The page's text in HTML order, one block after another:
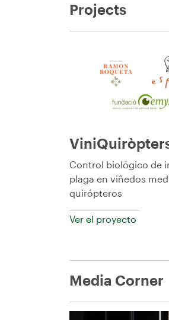
Projects
Control biológico de
plaga en viñedos
quirópteros
Ver el proyecto
Media Corner